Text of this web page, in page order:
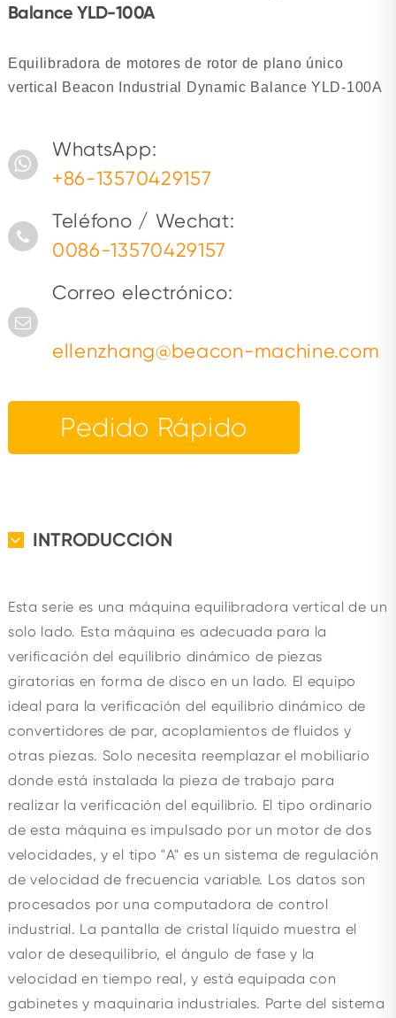
Balance YLD-100A
Equilibradora de motores de rotor de plano único
vertical Beacon Industrial Dynamic Balance YLD-100A
WhatsApp:
+86-13570429157
Teléfono / Wechat:
0086-13570429157
Correo electrónico:
ellenzhang@beacon-machine.com
Pedido Rápido
INTRODUCCIÓN
Esta serie es una máquina equilibradora vertical de un
solo lado. Esta máquina es adecuada para la
verificación del equilibrio dinámico de piezas
giratorias en forma de disco en un lado. El equipo
ideal para la verificación del equilibrio dinámico de
convertidores de par, acoplamientos de fluidos y
otras piezas. Solo necesita reemplazar el mobiliario
donde está instalada la pieza de trabajo para
realizar la verificación del equilibrio. El tipo ordinario
de esta máquina es impulsado por un motor de dos
velocidades, y el tipo "A" es un sistema de regulación
de velocidad de frecuencia variable. Los datos son
procesados por una computadora de control
industrial. La pantalla de cristal líquido muestra el
valor de desequilibrio, el ángulo de fase y la
velocidad en tiempo real, y está equipada con
gabinetes y maquinaria industriales. Parte del sistema